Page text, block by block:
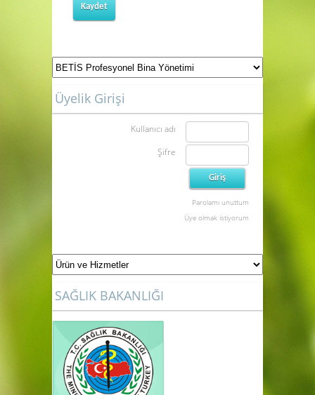
Kaydet
Parolamı unuttum
SAĞLIK BAKANLIĞI